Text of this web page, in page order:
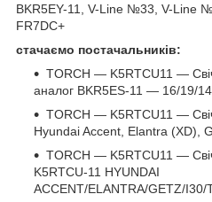
BKR5EY-11, V-Line №33, V-Line
FR7DC+
стачаємо постачальників:
TORCH — K5RTCU11 —
аналог BKR5ES-11 — 16/19/
TORCH — K5RTCU11 —
Hyundai Accent, Elantra (XD),
TORCH — K5RTCU11 —
K5RTCU-11 HYUNDAI
ACCENT/ELANTRA/GETZ/I30/